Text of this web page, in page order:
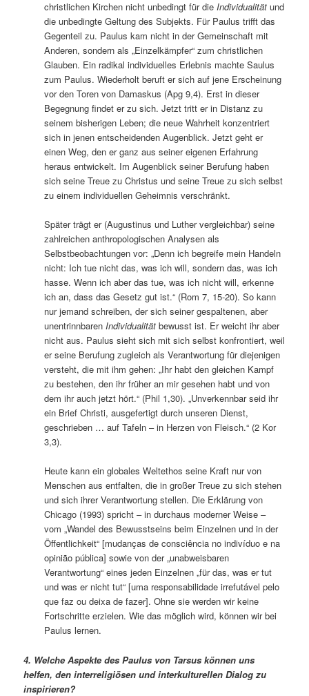
christlichen Kirchen nicht unbedingt für dieIndividualitätund
die unbedingte Geltung des Subjekts. Für Paulus trifft das
Gegenteil zu. Paulus kam nicht in der Gemeinschaft mit
Anderen, sondern als „Einzelkämpfer“ zum christlichen
Glauben. Ein radikal individuelles Erlebnis machte Saulus
zum Paulus. Wiederholt beruft er sich auf jene Erscheinung
vor den Toren von Damaskus (Apg 9,4). Erst in dieser
Begegnung findet er zu sich. Jetzt tritt er in Distanz zu
seinem bisherigen Leben; die neue Wahrheit konzentriert
sich in jenen entscheidenden Augenblick. Jetzt geht er
einen Weg, den er ganz aus seiner eigenen Erfahrung
heraus entwickelt. Im Augenblick seiner Berufung haben
sich seine Treue zu Christus und seine Treue zu sich selbst
zu einem individuellen Geheimnis verschränkt.
Später trägt er (Augustinus und Luther vergleichbar) seine
zahlreichen anthropologischen Analysen als
Selbstbeobachtungen vor: „Denn ich begreife mein Handeln
nicht: Ich tue nicht das, was ich will, sondern das, was ich
hasse. Wenn ich aber das tue, was ich nicht will, erkenne
ich an, dass das Gesetz gut ist.“ (Rom 7, 15-20). So kann
nur jemand schreiben, der sich seiner gespaltenen, aber
unentrinnbarenIndividualität bewusst ist. Er weicht ihr aber
nicht aus. Paulus sieht sich mit sich selbst konfrontiert, weil
er seine Berufung zugleich als Verantwortung für diejenigen
versteht, die mit ihm gehen: „Ihr habt den gleichen Kampf
zu bestehen, den ihr früher an mir gesehen habt und von
dem ihr auch jetzt hört.“ (Phil 1,30). „Unverkennbar seid ihr
ein Brief Christi, ausgefertigt durch unseren Dienst,
geschrieben … auf Tafeln – in Herzen von Fleisch.“ (2 Kor
3,3).
Heute kann ein globales Weltethos seine Kraft nur von
Menschen aus entfalten, die in großer Treue zu sich stehen
und sich ihrer Verantwortung stellen. Die Erklärung von
Chicago (1993) spricht – in durchaus moderner Weise –
vom „Wandel des Bewusstseins beim Einzelnen und in der
Öffentlichkeit“ [mudanças de consciência no indivíduo e na
opinião pública] sowie von der „unabweisbaren
Verantwortung“ eines jeden Einzelnen „für das, was er tut
und was er nicht tut“ [uma responsabilidade irrefutável pelo
que faz ou deixa de fazer]. Ohne sie werden wir keine
Fortschritte erzielen. Wie das möglich wird, können wir bei
Paulus lernen.
4. Welche Aspekte des Paulus von Tarsus können uns
helfen, den interreligiösen und interkulturellen Dialog zu
inspirieren?